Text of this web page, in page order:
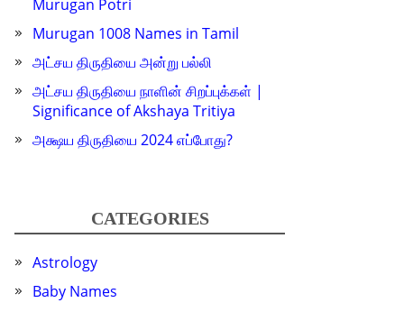
Murugan Potri
Murugan 1008 Names in Tamil
அட்சய திருதியை அன்று பல்லி
அட்சய திருதியை நாளின் சிறப்புக்கள் |
Significance of Akshaya Tritiya
அக்ஷய திருதியை 2024 எப்போது?
CATEGORIES
Astrology
Baby Names